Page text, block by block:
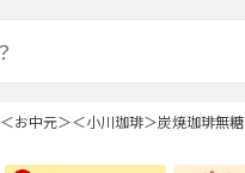
＜お中元＞＜小川珈琲＞炭焼珈琲無糖